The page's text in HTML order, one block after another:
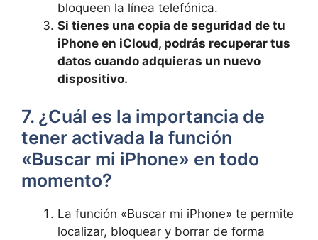
bloqueen la línea telefónica.
Si⁢ tienes ⁢una copia de seguridad de tu⁤
iPhone ‌en iCloud, podrás recuperar tus⁤
datos cuando adquieras⁤ un nuevo
dispositivo.
7.⁣ ¿Cuál es‌ la ​importancia ⁤de
tener activada la función
«Buscar mi iPhone» en todo
momento?
La función «Buscar mi‍ iPhone»‍ te permite
localizar, bloquear y borrar de⁤ forma